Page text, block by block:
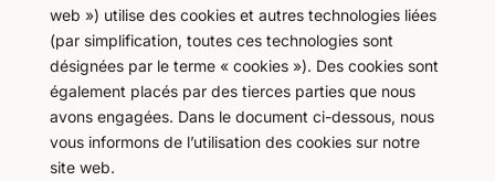
web ») utilise des cookies et autres technologies liées
(par simplification, toutes ces technologies sont
désignées par le terme « cookies »). Des cookies sont
également placés par des tierces parties que nous
avons engagées. Dans le document ci-dessous, nous
vous informons de l’utilisation des cookies sur notre
site web.